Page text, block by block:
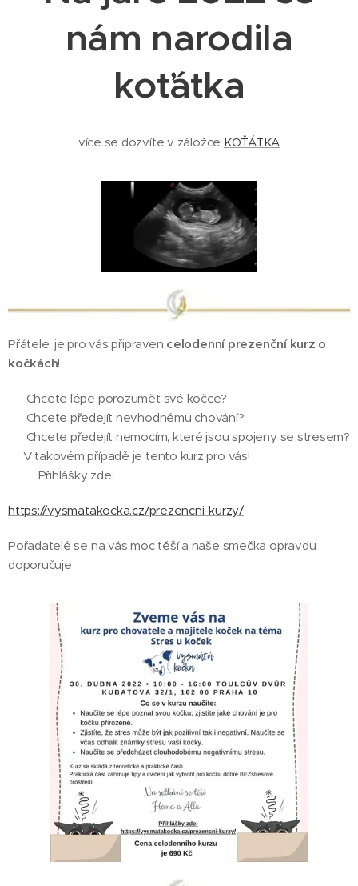
nám narodila
koťátka
více se dozvíte v záložce KOŤÁTKA
Přátele, je pro vás připraven celodenní prezenční kurz o
kočkách!
💎 Chcete lépe porozumět své kočce?
💎 Chcete předejít nevhodnému chování?
💎 Chcete předejít nemocím, které jsou spojeny se stresem?
👉V takovém případě je tento kurz pro vás!
🧾🖋️Přihlášky zde:
https://vysmatakocka.cz/prezencni-kurzy/
Pořadatelé se na vás moc těší a naše smečka opravdu
doporučuje 🐈🐈🐈